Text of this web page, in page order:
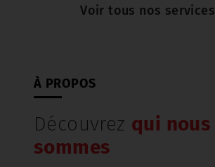
Voir tous nos services
À PROPOS
Découvrez qui nous
sommes